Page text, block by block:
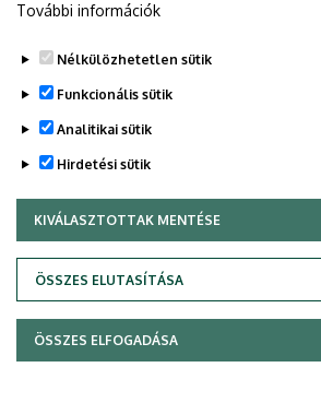
Legutóbbi frissítés:
Adatvédelem
Copyright © 2026 Unideb
További információk
Nélkülözhetetlen sütik
Funkcionális sütik
Analitikai sütik
Hirdetési sütik
KIVÁLASZTOTTAK MENTÉSE
ÖSSZES ELUTASÍTÁSA
WITHDRAW CONSENT
ÖSSZES ELFOGADÁSA